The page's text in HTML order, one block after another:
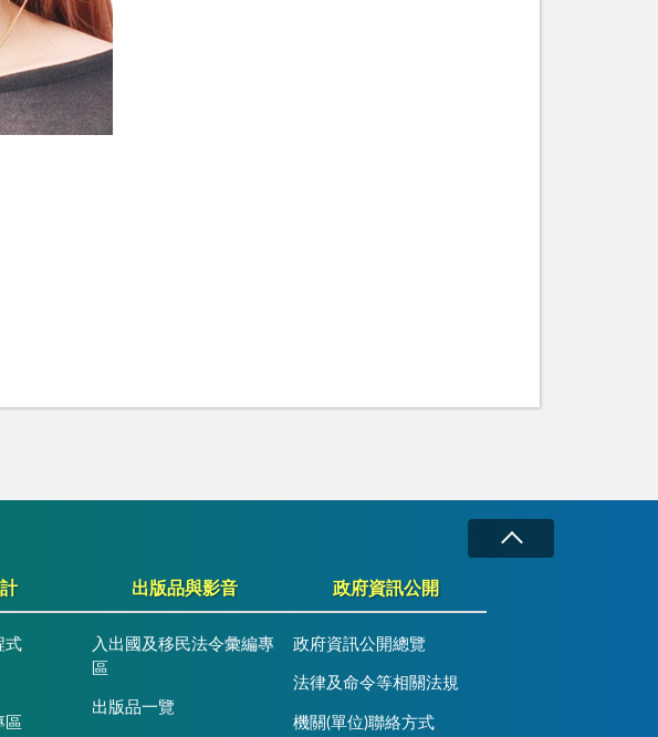
式
區
出版品與影音
入出國及移民法令彙編專
區
出版品一覽
政府資訊公開
政府資訊公開總覽
法律及命令等相關法規
機關(單位)聯絡方式